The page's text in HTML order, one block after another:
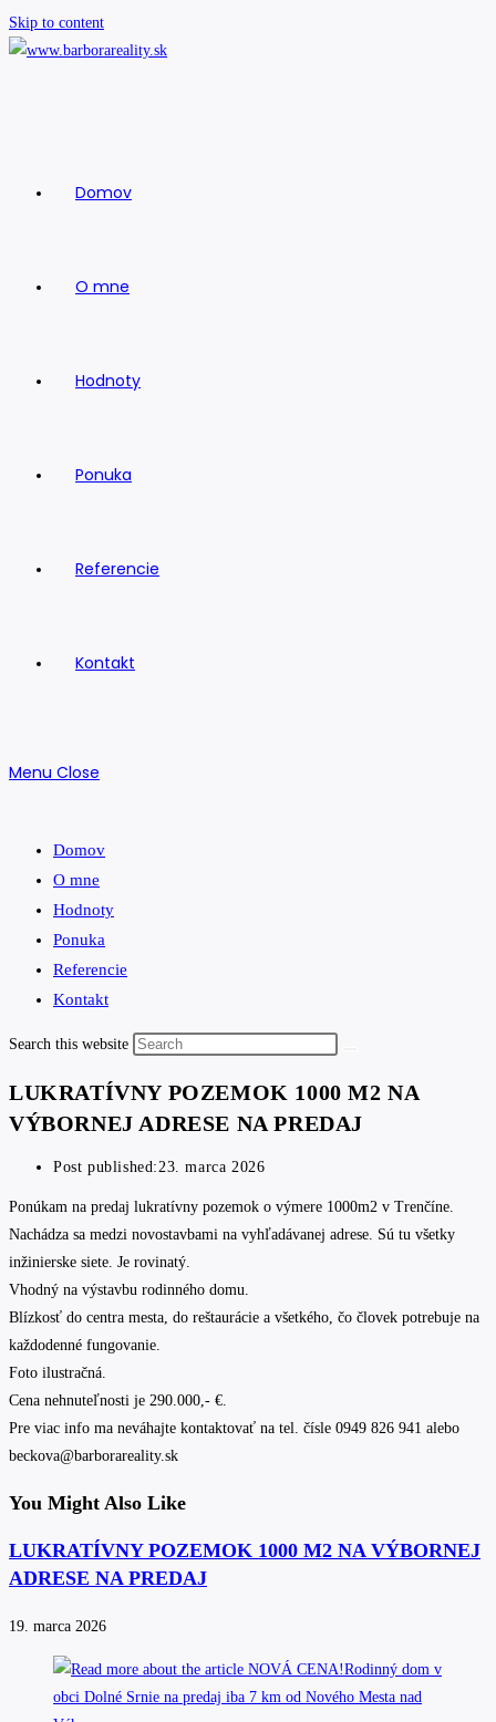
Skip to content
Domov
O mne
Hodnoty
Ponuka
Referencie
Kontakt
Menu Close
Domov
O mne
Hodnoty
Ponuka
Referencie
Kontakt
Search this website
LUKRATÍVNY POZEMOK 1000 M2 NA
VÝBORNEJ ADRESE NA PREDAJ
Post published:23. marca 2026
Ponúkam na predaj lukratívny pozemok o výmere 1000m2 v Trenčíne.
Nachádza sa medzi novostavbami na vyhľadávanej adrese. Sú tu všetky
inžinierske siete. Je rovinatý.
Vhodný na výstavbu rodinného domu.
Blízkosť do centra mesta, do reštaurácie a všetkého, čo človek potrebuje na
každodenné fungovanie.
Foto ilustračná.
Cena nehnuteľnosti je 290.000,- €.
Pre viac info ma neváhajte kontaktovať na tel. čísle 0949 826 941 alebo
beckova@barborareality.sk
You Might Also Like
LUKRATÍVNY POZEMOK 1000 M2 NA VÝBORNEJ
ADRESE NA PREDAJ
19. marca 2026